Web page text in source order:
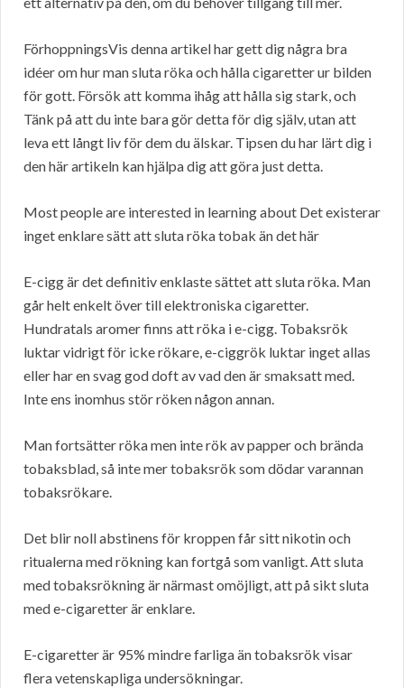
FörhoppningsVis denna artikel har gett dig några bra
idéer om hur man sluta röka och hålla cigaretter ur bilden
för gott. Försök att komma ihåg att hålla sig stark, och
Tänk på att du inte bara gör detta för dig själv, utan att
leva ett långt liv för dem du älskar. Tipsen du har lärt dig i
den här artikeln kan hjälpa dig att göra just detta.
Most people are interested in learning about Det existerar
inget enklare sätt att sluta röka tobak än det här
E-cigg är det definitiv enklaste sättet att sluta röka. Man
går helt enkelt över till elektroniska cigaretter.
Hundratals aromer finns att röka i e-cigg. Tobaksrök
luktar vidrigt för icke rökare, e-ciggrök luktar inget allas
eller har en svag god doft av vad den är smaksatt med.
Inte ens inomhus stör röken någon annan.
Man fortsätter röka men inte rök av papper och brända
tobaksblad, så inte mer tobaksrök som dödar varannan
tobaksrökare.
Det blir noll abstinens för kroppen får sitt nikotin och
ritualerna med rökning kan fortgå som vanligt. Att sluta
med tobaksrökning är närmast omöjligt, att på sikt sluta
med e-cigaretter är enklare.
E-cigaretter är 95% mindre farliga än tobaksrök visar
flera vetenskapliga undersökningar.